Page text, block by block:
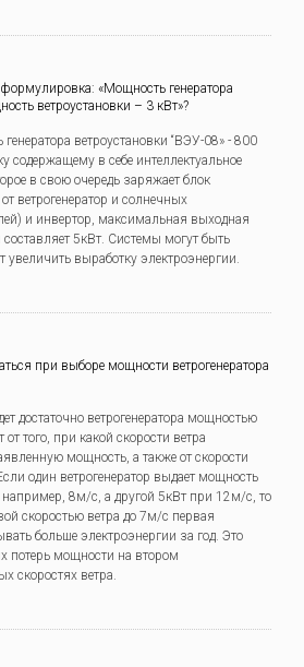
«Мощность генератора
ветроустановки – 3 кВт»?
ветроустановки “ВЭУ-08» - 800
содержащему в себе интеллектуальное
в свою очередь заряжает блок
ветрогенератор и солнечных
и инвертор, максимальная выходная
5кВт. Системы могут быть
увеличить выработку электроэнергии.
при выборе мощности ветрогенератора
достаточно ветрогенератора мощностью
того, при какой скорости ветра
мощность, а также от скорости
один ветрогенератор выдает мощность
например, 8м/с, а другой 5кВт при 12м/с, то
скоростью ветра до 7м/с первая
больше электроэнергии за год. Это
потерь мощности на втором
скоростях ветра.